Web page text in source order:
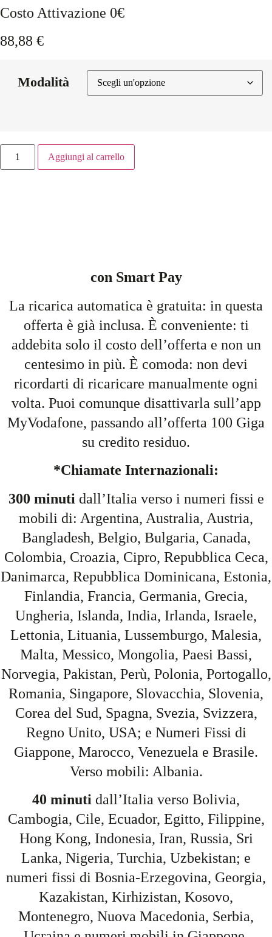
Costo Attivazione 0€
88,88 €
Modalità
Aggiungi al carrello
con Smart Pay
La ricarica automatica è gratuita: in questa
offerta è già inclusa. È conveniente: ti
addebita solo il costo dell’offerta e non un
centesimo in più. È comoda: non devi
ricordarti di ricaricare manualmente ogni
volta. Puoi comunque disattivarla sull’app
MyVodafone, passando all’offerta 100 Giga
su credito residuo.
*Chiamate Internazionali:
300 minuti dall’Italia verso i numeri fissi e
mobili di: Argentina, Australia, Austria,
Bangladesh, Belgio, Bulgaria, Canada,
Colombia, Croazia, Cipro, Repubblica Ceca,
Danimarca, Repubblica Dominicana, Estonia,
Finlandia, Francia, Germania, Grecia,
Ungheria, Islanda, India, Irlanda, Israele,
Lettonia, Lituania, Lussemburgo, Malesia,
Malta, Messico, Mongolia, Paesi Bassi,
Norvegia, Pakistan, Perù, Polonia, Portogallo,
Romania, Singapore, Slovacchia, Slovenia,
Corea del Sud, Spagna, Svezia, Svizzera,
Regno Unito, USA; e Numeri Fissi di
Giappone, Marocco, Venezuela e Brasile.
Verso mobili: Albania.
40 minuti dall’Italia verso Bolivia,
Cambogia, Cile, Ecuador, Egitto, Filippine,
Hong Kong, Indonesia, Iran, Russia, Sri
Lanka, Nigeria, Turchia, Uzbekistan; e
numeri fissi di Bosnia-Erzegovina, Georgia,
Kazakistan, Kirhizistan, Kosovo,
Montenegro, Nuova Macedonia, Serbia,